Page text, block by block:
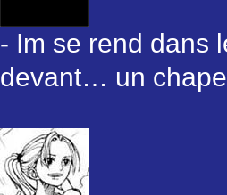
- Im se rend dans
devant… un